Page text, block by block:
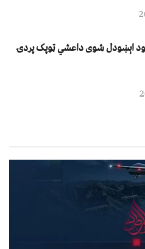
اېښودل شوی داعشي ټوپک پردۍ